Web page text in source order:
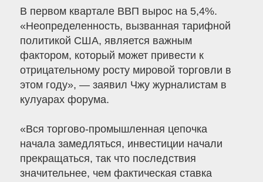
В первом квартале ВВП вырос на 5,4%.
«Неопределенность, вызванная тарифной
политикой США, является важным
фактором, который может привести к
отрицательному росту мировой торговли в
этом году», — заявил Чжу журналистам в
кулуарах форума.
«Вся торгово-промышленная цепочка
начала замедляться, инвестиции начали
прекращаться, так что последствия
значительнее, чем фактическая ставка